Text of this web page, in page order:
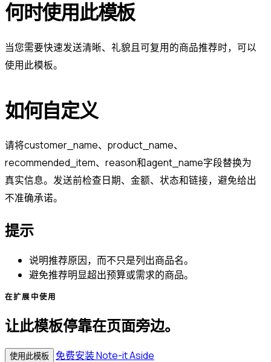
何时使用此模板
当您需要快速发送清晰、礼貌且可复用的商品推荐时，可以
使用此模板。
如何自定义
请将customer_name、product_name、
recommended_item、reason和agent_name字段替换为
真实信息。发送前检查日期、金额、状态和链接，避免给出
不准确承诺。
提示
说明推荐原因，而不只是列出商品名。
避免推荐明显超出预算或需求的商品。
在扩展中使用
让此模板停靠在页面旁边。
使用此模板 免费安装 Note-it Aside